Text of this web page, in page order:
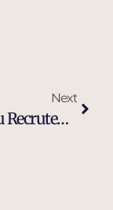
Next
Expert Du Recrutement D’ingénieurs Et Cadres Dirigeants À Sophia Antipolis